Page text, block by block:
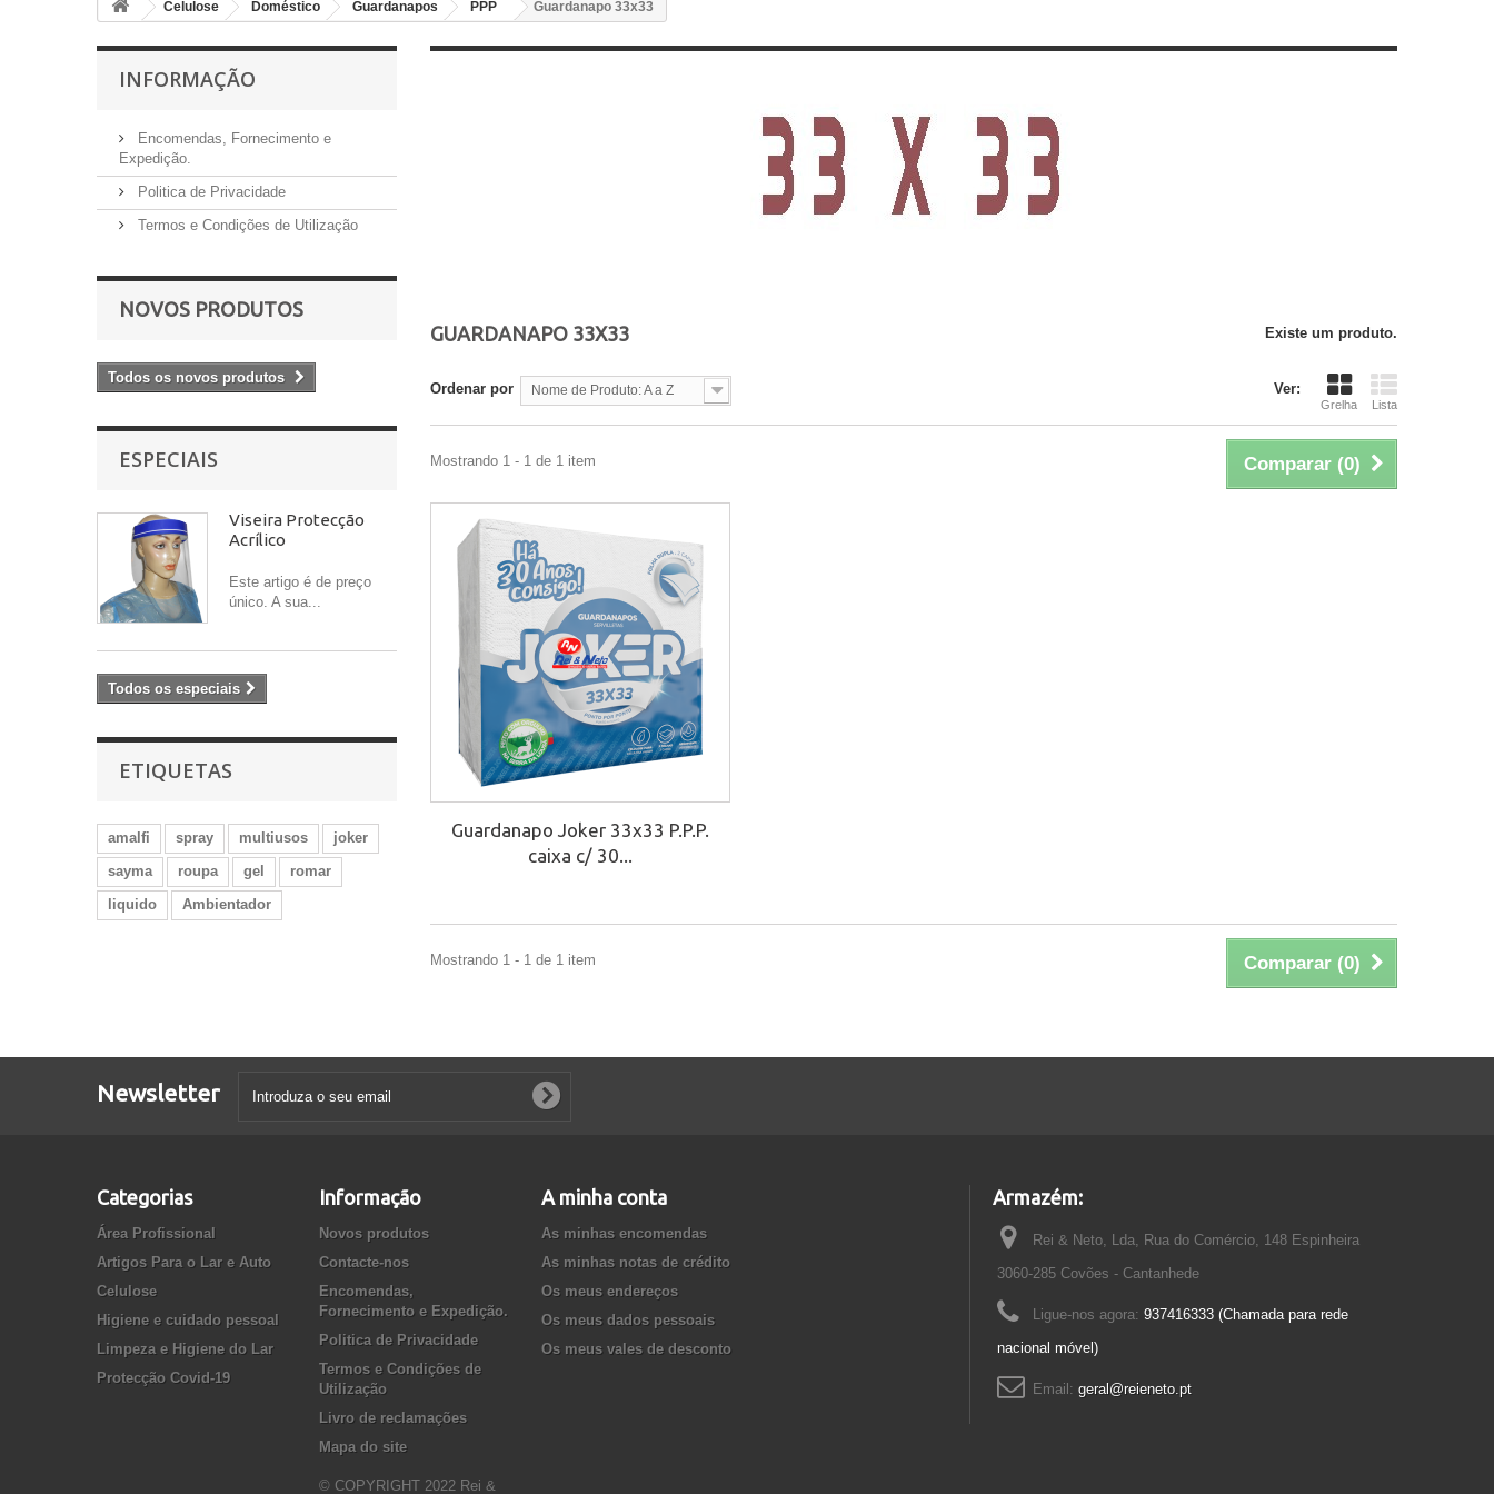
Celulose Doméstico Guardanapos PPP Guardanapo 33x33
INFORMAÇÃO
Encomendas, Fornecimento e
Expedição.
Politica de Privacidade
Termos e Condições de Utilização
NOVOS PRODUTOS
Todos os novos produtos
ESPECIAIS
Viseira Protecção
Acrílico
Este artigo é de preço
único. A sua...
Todos os especiais
ETIQUETAS
amalfi spray multiusos
joker
sayma
roupa gel
romar
liquido
Ambientador
GUARDANAPO 33X33 Existe um produto.
Ver:
Grelha Lista
Ordenar por Nome de Produto: A a Z
Comparar (0)
Mostrando 1 - 1 de 1 item
Guardanapo Joker 33x33 P.P.P.
caixa c/ 30...
Comparar (0)
Mostrando 1 - 1 de 1 item
Newsletter
Categorias
Área Profissional
Artigos Para o Lar e Auto
Celulose
Higiene e cuidado pessoal
Limpeza e Higiene do Lar
Protecção Covid-19
Informação
Novos produtos
Contacte-nos
Encomendas,
Fornecimento e Expedição.
Politica de Privacidade
Termos e Condições de
Utilização
Livro de reclamações
Mapa do site
© COPYRIGHT 2022 Rei &
A minha conta
As minhas encomendas
As minhas notas de crédito
Os meus endereços
Os meus dados pessoais
Os meus vales de desconto
Armazém:
Rei & Neto, Lda, Rua do Comércio, 148 Espinheira
3060-285 Covões - Cantanhede
Ligue-nos agora: 937416333 (Chamada para rede
nacional móvel)
Email: geral@reieneto.pt